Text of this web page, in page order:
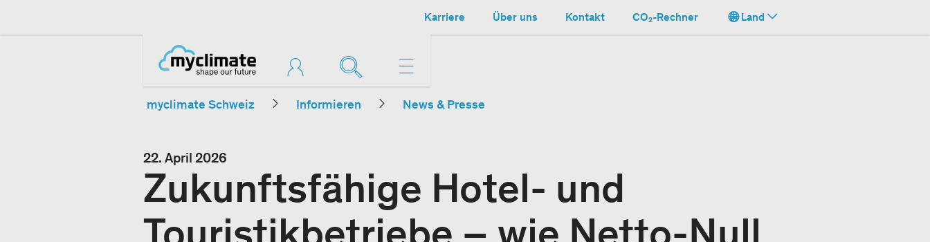
Karriere Über uns Kontakt CO₂-Rechner Land
myclimate Schweiz Informieren News & Presse
22. April 2026
Zukunftsfähige Hotel- und